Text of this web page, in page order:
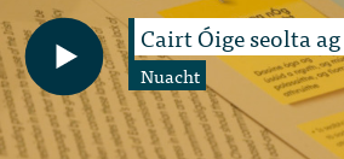
Cairt Óige seolta
Nuacht